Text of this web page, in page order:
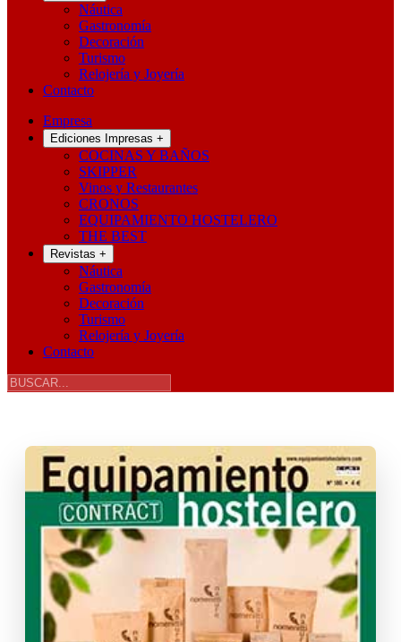
Náutica
Gastronomía
Decoración
Turismo
Relojería y Joyería
Contacto
Empresa
Ediciones Impresas +
COCINAS Y BAÑOS
SKIPPER
Vinos y Restaurantes
CRONOS
EQUIPAMIENTO HOSTELERO
THE BEST
Revistas +
Náutica
Gastronomía
Decoración
Turismo
Relojería y Joyería
Contacto